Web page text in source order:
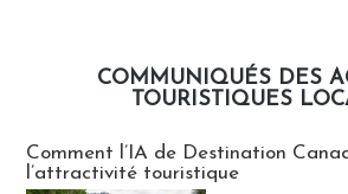
COMMUNIQUÉS DES
TOURISTIQUES
Comment l’IA de Destination
l’attractivité touristique